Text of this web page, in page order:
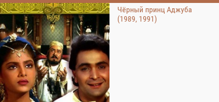
Чёрный принц Аджуба
(1989, 1991)